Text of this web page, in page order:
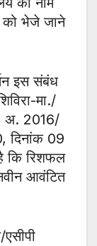
को भेजे जाने
इस संबंध
मा./
अ. 2016/
दिनांक 09
कि रिशफल
आवंटित